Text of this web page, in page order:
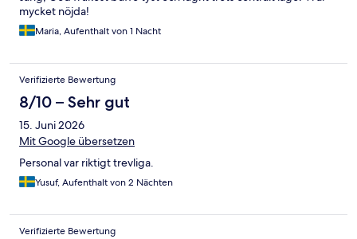
mycket nöjda!
Maria, Aufenthalt von 1 Nacht
Verifizierte Bewertung
8/10 – Sehr gut
15. Juni 2026
Mit Google übersetzen
Personal var riktigt trevliga.
Yusuf, Aufenthalt von 2 Nächten
Verifizierte Bewertung